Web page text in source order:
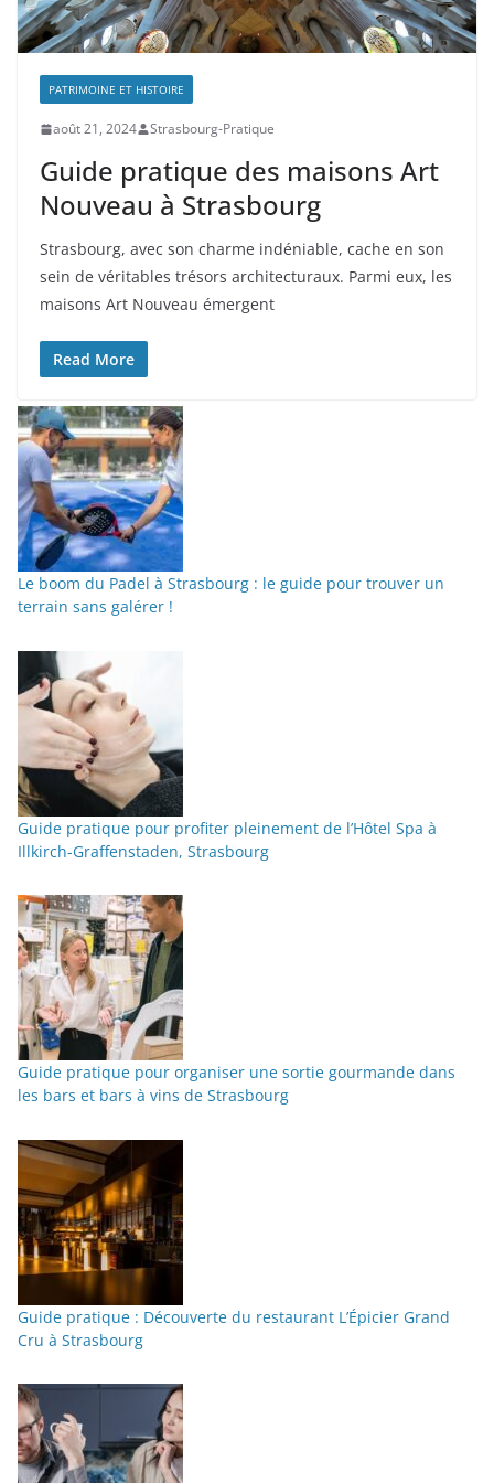
PATRIMOINE ET HISTOIRE
août 21, 2024 Strasbourg-Pratique
Guide pratique des maisons Art
Nouveau à Strasbourg
Strasbourg, avec son charme indéniable, cache en son
sein de véritables trésors architecturaux. Parmi eux, les
maisons Art Nouveau émergent
Read More
Le boom du Padel à Strasbourg : le guide pour trouver un
terrain sans galérer !
Guide pratique pour profiter pleinement de l’Hôtel Spa à
Illkirch-Graffenstaden, Strasbourg
Guide pratique pour organiser une sortie gourmande dans
les bars et bars à vins de Strasbourg
Guide pratique : Découverte du restaurant L’Épicier Grand
Cru à Strasbourg